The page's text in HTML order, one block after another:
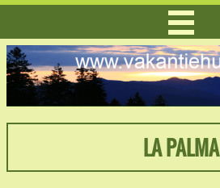
LA PALMA